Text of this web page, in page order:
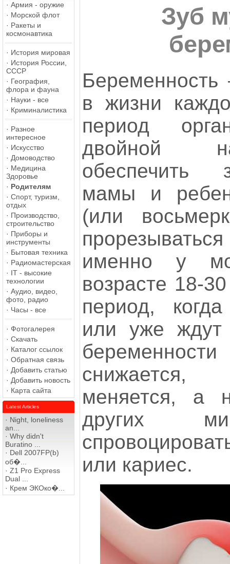
· Армия - оружие
· Морской флот
· Ракеты и
космонавтика
· История мировая
· История России,
СССР
· География,
флора и фауна
· Науки - все
· Криминалистика
· Разное
интересное
· Искусство
· Домоводство
· Медицина
Здоровье
· Родителям
· Спорт, туризм,
отдых
· Производство,
строительство
· Приборы и
инструменты
· Бытовая техника
· Радиомастерская
· IT - высокие
технологии
· Аудио, видео,
фото, радио
· Часы - все
· Фотогалерея
· Скачать
· Каталог ссылок
· Обратная связь
· Добавить статью
· Добавить новость
· Карта сайта
Latest Articles
· Night, loneliness
an...
· Why didn't
Buratino ...
· Dell 2007FP(b)
об�...
· Z1 Pro Express
Dual ...
· Крем ЭКОко�...
Зуб
в жизни
период
двойной
обеспечить
мамы и
(или
именно у
возрасте 18-
период,
или уже
меняется, а
других
или кариес.